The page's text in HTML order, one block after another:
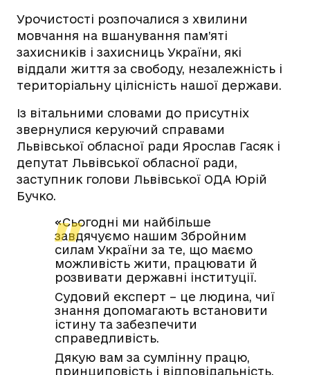
Урочистості розпочалися з хвилини
мовчання на вшанування пам’яті
захисників і захисниць України, які
віддали життя за свободу, незалежність і
територіальну цілісність нашої держави.
Із вітальними словами до присутніх
звернулися керуючий справами
Львівської обласної ради Ярослав Гасяк і
депутат Львівської обласної ради,
заступник голови Львівської ОДА Юрій
Бучко.
«Сьогодні ми найбільше
завдячуємо нашим Збройним
силам України за те, що маємо
можливість жити, працювати й
розвивати державні інституції.
Судовий експерт – це людина, чиї
знання допомагають встановити
істину та забезпечити
справедливість.
Дякую вам за сумлінну працю,
принциповість і відповідальність.